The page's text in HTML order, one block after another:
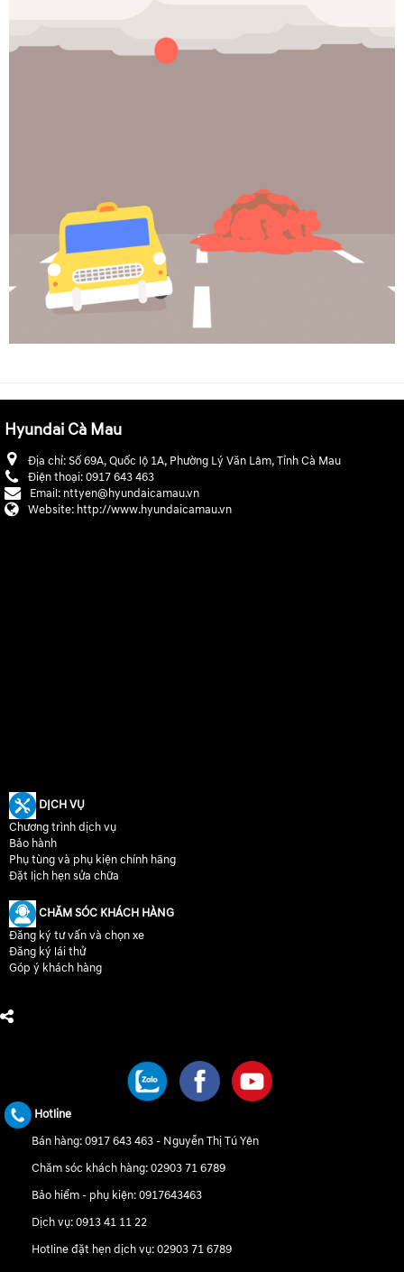
Hyundai Cà Mau
Địa chỉ:Số 69A, Quốc lộ 1A, Phường Lý Văn Lâm, Tỉnh Cà Mau
Điện thoại:0917 643 463
Email: nttyen@hyundaicamau.vn
Website: http://www.hyundaicamau.vn
DỊCH VỤ
Chương trình dịch vụ
Bảo hành
Phụ tùng và phụ kiện chính hãng
Đặt lịch hẹn sửa chữa
CHĂM SÓC KHÁCH HÀNG
Đăng ký tư vấn và chọn xe
Đăng ký lái thử
Góp ý khách hàng
Hotline
Bán hàng:0917 643 463 - Nguyễn Thị Tú Yên
Chăm sóc khách hàng:02903 71 6789
Bảo hiểm - phụ kiện:0917643463
Dịch vụ:0913 41 11 22
Hotline đặt hẹn dịch vụ:02903 71 6789